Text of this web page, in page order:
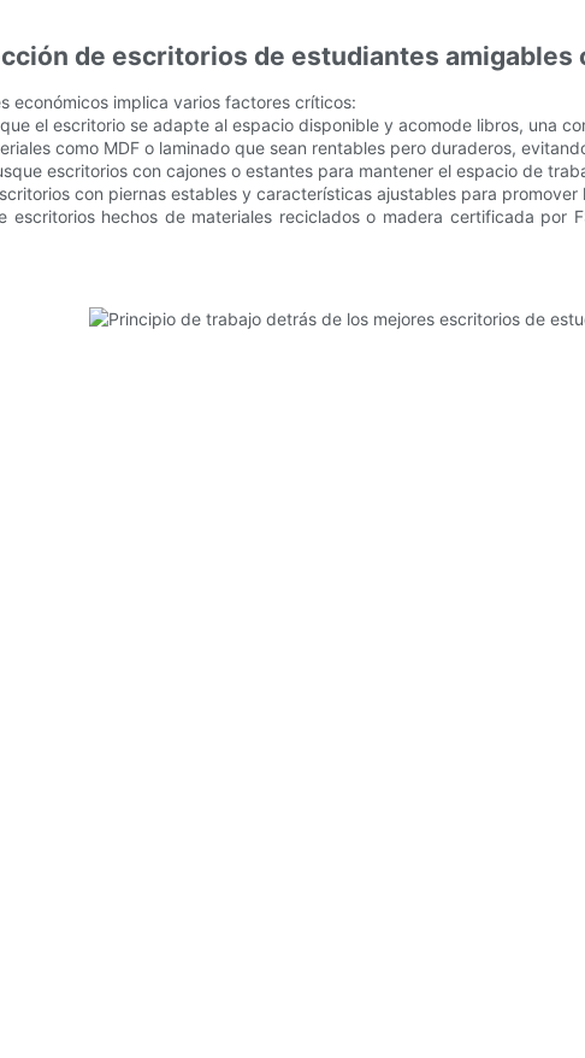
de escritorios de estudiantes amigables
económicos implica varios factores críticos:
el escritorio se adapte al espacio disponible y acomode libros, una
como MDF o laminado que sean rentables pero duraderos,
escritorios con cajones o estantes para mantener el espacio de
con piernas estables y características ajustables para
escritorios hechos de materiales reciclados o madera certificada